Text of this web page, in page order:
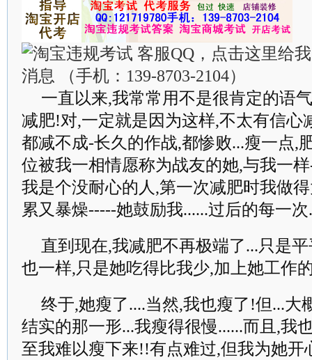
一直以来,我常常用不是很肯定的语
减肥!对,一定就是因为这样,不太有信心
都减不成-长久的作战,都惨败...瘦一点,
位被我一相情愿称为战友的她,与我一
我是个没耐心的人,第一次减肥时我做
累又暴燥-----她鼓励我......过后的每一
直到现在,我减肥不再极端了...只是
也一样,只是她吃得比我少,加上她工作
终于,她瘦了....当然,我也瘦了!但...大
结实的那一形...我瘦得很慢......而且,我
至我难以瘦下来!!有点难过,但我为她开